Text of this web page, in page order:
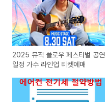
2025 뮤직 플로우 페스티벌 공연
일정 가수 라인업 티켓예매